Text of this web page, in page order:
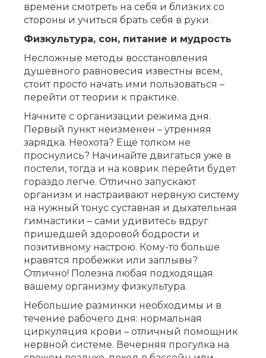
времени смотреть на себя и близких со
стороны и учиться брать себя в руки.
Физкультура, сон, питание и мудрость
Несложные методы восстановления
душевного равновесия известны всем,
стоит просто начать ими пользоваться –
перейти от теории к практике.
Начните с организации режима дня.
Первый пункт неизменен – утренняя
зарядка. Неохота? Ещё толком не
проснулись? Начинайте двигаться уже в
постели, тогда и на коврик перейти будет
гораздо легче. Отлично запускают
организм и настраивают нервную систему
на нужный тонус суставная и дыхательная
гимнастики – сами удивитесь вдруг
пришедшей здоровой бодрости и
позитивному настрою. Кому-то больше
нравятся пробежки или заплывы?
Отлично! Полезна любая подходящая
вашему организму физкультура.
Небольшие разминки необходимы и в
течение рабочего дня: нормальная
циркуляция крови – отличный помощник
нервной системе. Вечерняя прогулка на